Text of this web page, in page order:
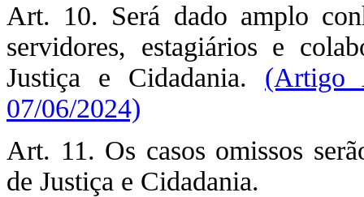
Art. 10. Será dado amplo
servidores, estagiários e
Justiça e Cidadania. (Artigo
07/06/2024)
Art. 11. Os casos omissos
de Justiça e Cidadania.